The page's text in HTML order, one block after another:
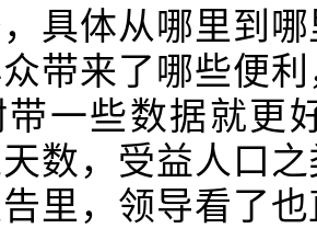
具体从哪里到
带来了哪些便
一些数据就更
数，受益人口
里，领导看了